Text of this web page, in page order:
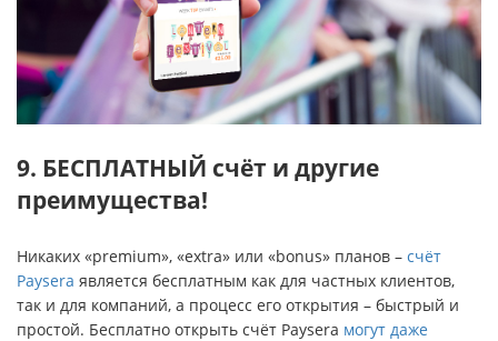
9. БЕСПЛАТНЫЙ счёт и другие
преимущества!
Никаких «premium», «extra» или «bonus» планов – счёт
Paysera является бесплатным как для частных клиентов,
так и для компаний, а процесс его открытия – быстрый и
простой. Бесплатно открыть счёт Paysera могут даже